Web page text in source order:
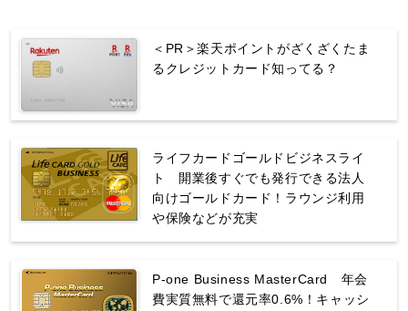
＜PR＞楽天ポイントがざくざくたま
るクレジットカード知ってる？
ライフカードゴールドビジネスライ
ト 開業後すぐでも発行できる法人
向けゴールドカード！ラウンジ利用
や保険などが充実
P-one Business MasterCard 年会
費実質無料で還元率0.6%！キャッシ